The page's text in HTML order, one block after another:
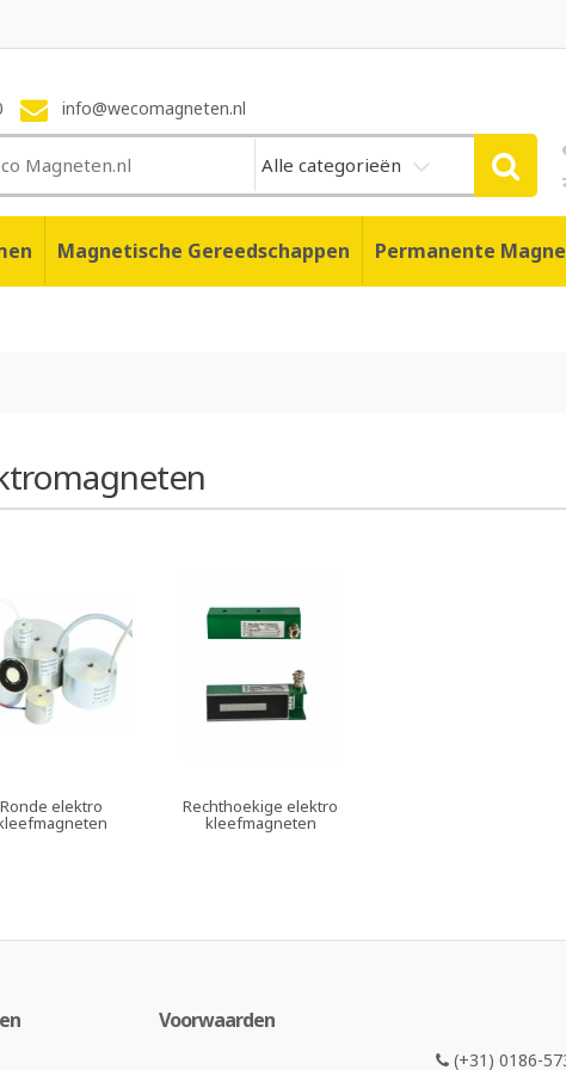
info@wecomagneten.nl
Alle categorieën
Magnetische Gereedschappen Permanente
Ronde elektro Rechthoekige elektro
kleefmagneten
(+31) 0186-
Voorwaarden